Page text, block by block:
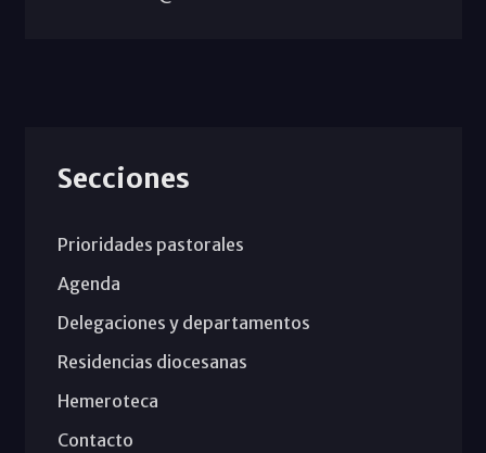
Secciones
Prioridades pastorales
Agenda
Delegaciones y departamentos
Residencias diocesanas
Hemeroteca
Contacto